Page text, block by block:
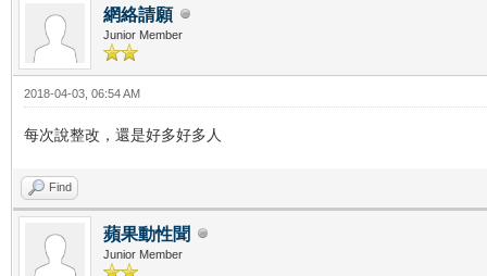
網絡請願
Junior Member
2018-04-03, 06:54 AM
每次說整改，還是好多好多人
Find
蘋果動性聞
Junior Member